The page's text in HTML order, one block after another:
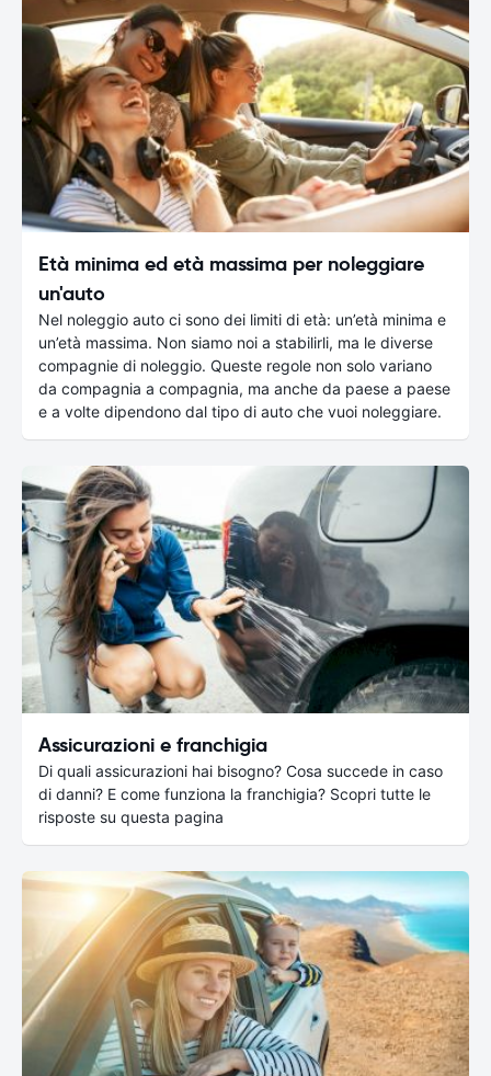
Età minima ed età massima per noleggiare
un'auto
Nel noleggio auto ci sono dei limiti di età: un’età minima e
un’età massima. Non siamo noi a stabilirli, ma le diverse
compagnie di noleggio. Queste regole non solo variano
da compagnia a compagnia, ma anche da paese a paese
e a volte dipendono dal tipo di auto che vuoi noleggiare.
Assicurazioni e franchigia
Di quali assicurazioni hai bisogno? Cosa succede in caso
di danni? E come funziona la franchigia? Scopri tutte le
risposte su questa pagina